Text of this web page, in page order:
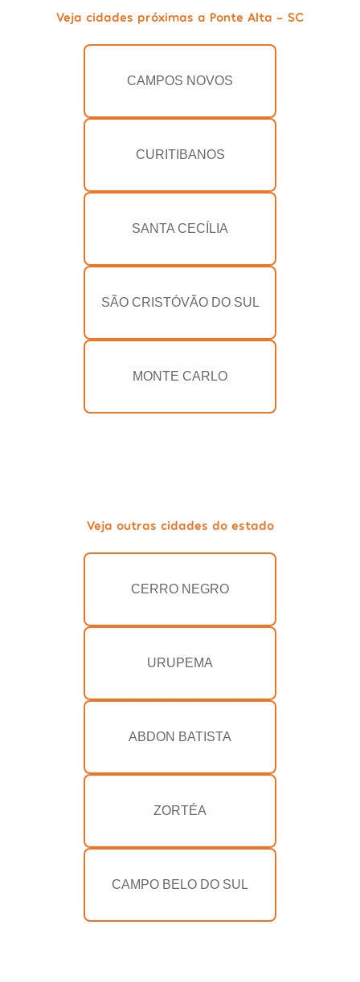
Veja cidades próximas a Ponte Alta - SC
CAMPOS NOVOS
CURITIBANOS
SANTA CECÍLIA
SÃO CRISTÓVÃO DO SUL
MONTE CARLO
Veja outras cidades do estado
CERRO NEGRO
URUPEMA
ABDON BATISTA
ZORTÉA
CAMPO BELO DO SUL